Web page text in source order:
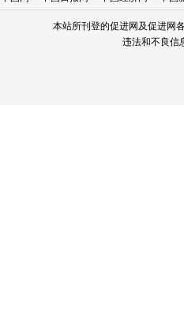
本站所刊登的促进网及促进网
违法和不良信